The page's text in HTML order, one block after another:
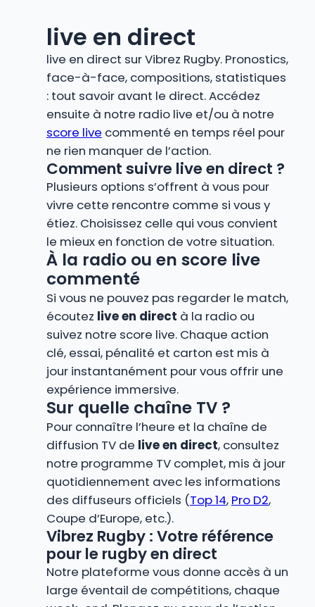
live en direct
live en direct sur Vibrez Rugby. Pronostics,
face-à-face, compositions, statistiques
: tout savoir avant le direct. Accédez
ensuite à notre radio live et/ou à notre
score live commenté en temps réel pour
ne rien manquer de l’action.
Comment suivre live en direct ?
Plusieurs options s’offrent à vous pour
vivre cette rencontre comme si vous y
étiez. Choisissez celle qui vous convient
le mieux en fonction de votre situation.
À la radio ou en score live
commenté
Si vous ne pouvez pas regarder le match,
écoutez live en direct à la radio ou
suivez notre score live. Chaque action
clé, essai, pénalité et carton est mis à
jour instantanément pour vous offrir une
expérience immersive.
Sur quelle chaîne TV ?
Pour connaître l’heure et la chaîne de
diffusion TV de live en direct, consultez
notre programme TV complet, mis à jour
quotidiennement avec les informations
des diffuseurs officiels (Top 14, Pro D2,
Coupe d’Europe, etc.).
Vibrez Rugby : Votre référence
pour le rugby en direct
Notre plateforme vous donne accès à un
large éventail de compétitions, chaque